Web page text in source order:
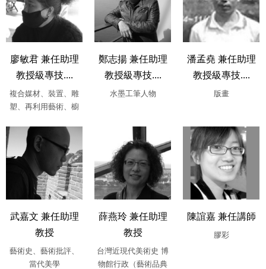
廖敏君 兼任助理
教授級專技....
複合媒材、裝置、雕
塑、再利用藝術、櫥
展場規劃
鄭志揚 兼任助理
教授級專技....
水墨工筆人物
潘孟堯 兼任助理
教授級專技....
版畫
武嘉文 兼任助理
教授
藝術史、藝術批評、
當代美學
薛燕玲 兼任助理
教授
台灣近現代美術史 博
物館行政（藝術品典
陳誼嘉 兼任講師
膠彩